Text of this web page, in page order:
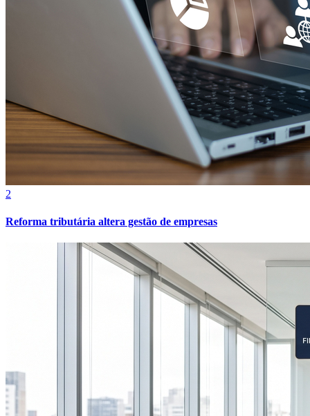
Atlético-MG
2
Reforma tributária altera gestão de empresas